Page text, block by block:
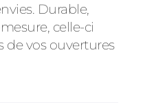
Durable,
celle-ci
de vos ouvertures